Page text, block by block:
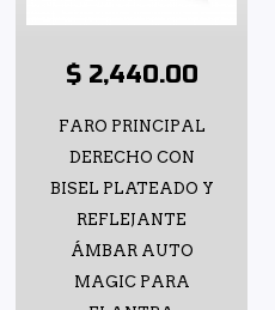
$ 2,440.00
FARO PRINCIPAL
DERECHO CON
BISEL PLATEADO Y
REFLEJANTE
ÁMBAR AUTO
MAGIC PARA